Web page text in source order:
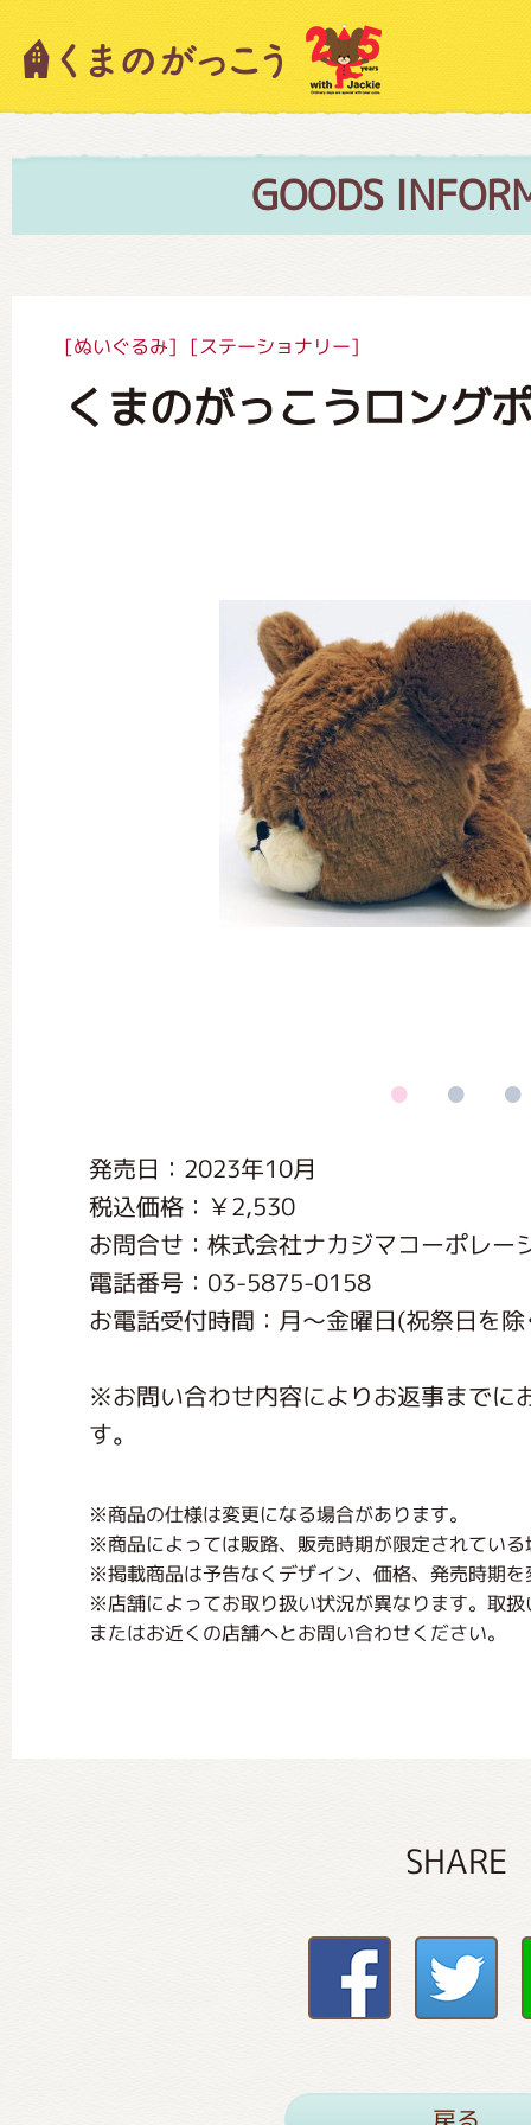
GOODS
[ぬいぐるみ] [ステーショナリー]
くまのがっこうロング
発売日：2023年10月
税込価格：￥2,530
お問合せ：株式会社ナカジマコーポレー
電話番号：03-5875-0158
お電話受付時間：月〜金曜日(祝祭日を
※お問い合わせ内容によりお返事までに
す。
※商品の仕様は変更になる場合があります。
※商品によっては販路、販売時期が限定されてい
※掲載商品は予告なくデザイン、価格、発売時期
※店舗によってお取り扱い状況が異なります。取
またはお近くの店舗へとお問い合わせください。
SHARE
キャラクター紹介
絵本・作家紹介
グッズインフォメーション
ミュージカル・コンサート
おたのしみコンテンツ(クイズ・
くまのがっこう 家庭科部